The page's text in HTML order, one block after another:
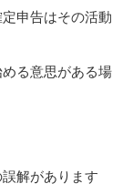
申告はその活動
る意思がある場
解があります